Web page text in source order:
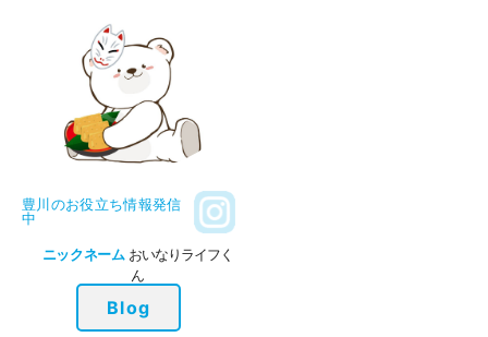
豊川のお役立ち情報発信
中
ニックネーム おいなりライフく
ん
Blog